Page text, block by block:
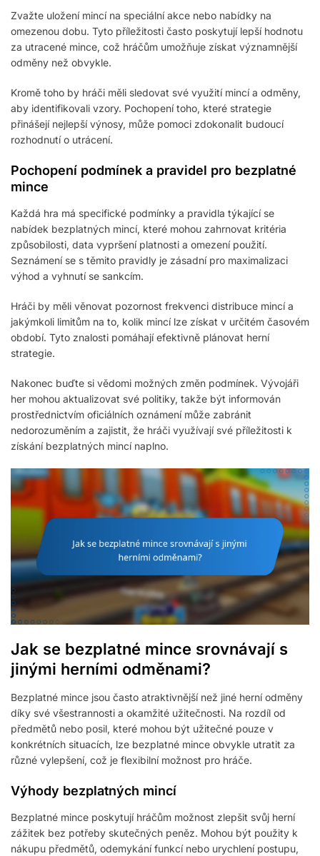
Zvažte uložení mincí na speciální akce nebo nabídky na
omezenou dobu. Tyto příležitosti často poskytují lepší hodnotu
za utracené mince, což hráčům umožňuje získat významnější
odměny než obvykle.
Kromě toho by hráči měli sledovat své využití mincí a odměny,
aby identifikovali vzory. Pochopení toho, které strategie
přinášejí nejlepší výnosy, může pomoci zdokonalit budoucí
rozhodnutí o utrácení.
Pochopení podmínek a pravidel pro bezplatné
mince
Každá hra má specifické podmínky a pravidla týkající se
nabídek bezplatných mincí, které mohou zahrnovat kritéria
způsobilosti, data vypršení platnosti a omezení použití.
Seznámení se s těmito pravidly je zásadní pro maximalizaci
výhod a vyhnutí se sankcím.
Hráči by měli věnovat pozornost frekvenci distribuce mincí a
jakýmkoli limitům na to, kolik mincí lze získat v určitém časovém
období. Tyto znalosti pomáhají efektivně plánovat herní
strategie.
Nakonec buďte si vědomi možných změn podmínek. Vývojáři
her mohou aktualizovat své politiky, takže být informován
prostřednictvím oficiálních oznámení může zabránit
nedorozuměním a zajistit, že hráči využívají své příležitosti k
získání bezplatných mincí naplno.
Jak se bezplatné mince srovnávají s
jinými herními odměnami?
Bezplatné mince jsou často atraktivnější než jiné herní odměny
díky své všestrannosti a okamžité užitečnosti. Na rozdíl od
předmětů nebo posil, které mohou být užitečné pouze v
konkrétních situacích, lze bezplatné mince obvykle utratit za
různé vylepšení, což je flexibilní možnost pro hráče.
Výhody bezplatných mincí
Bezplatné mince poskytují hráčům možnost zlepšit svůj herní
zážitek bez potřeby skutečných peněz. Mohou být použity k
nákupu předmětů, odemykání funkcí nebo urychlení postupu,